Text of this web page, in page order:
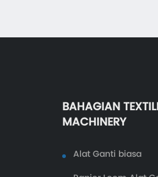
itu ialah ...
BAHAGIAN
MACHINERY
Alat Ganti biasa